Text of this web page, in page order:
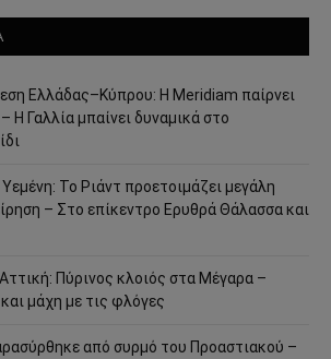
Ελλάδας–Κύπρου: Η Meridiam παίρνει
Η Γαλλία μπαίνει δυναμικά στο
Το Ριάντ προετοιμάζει μεγάλη
– Στο επίκεντρο Ερυθρά Θάλασσα και
Πύρινος κλοιός στα Μέγαρα –
μάχη με τις φλόγες
από συρμό του Προαστιακού –